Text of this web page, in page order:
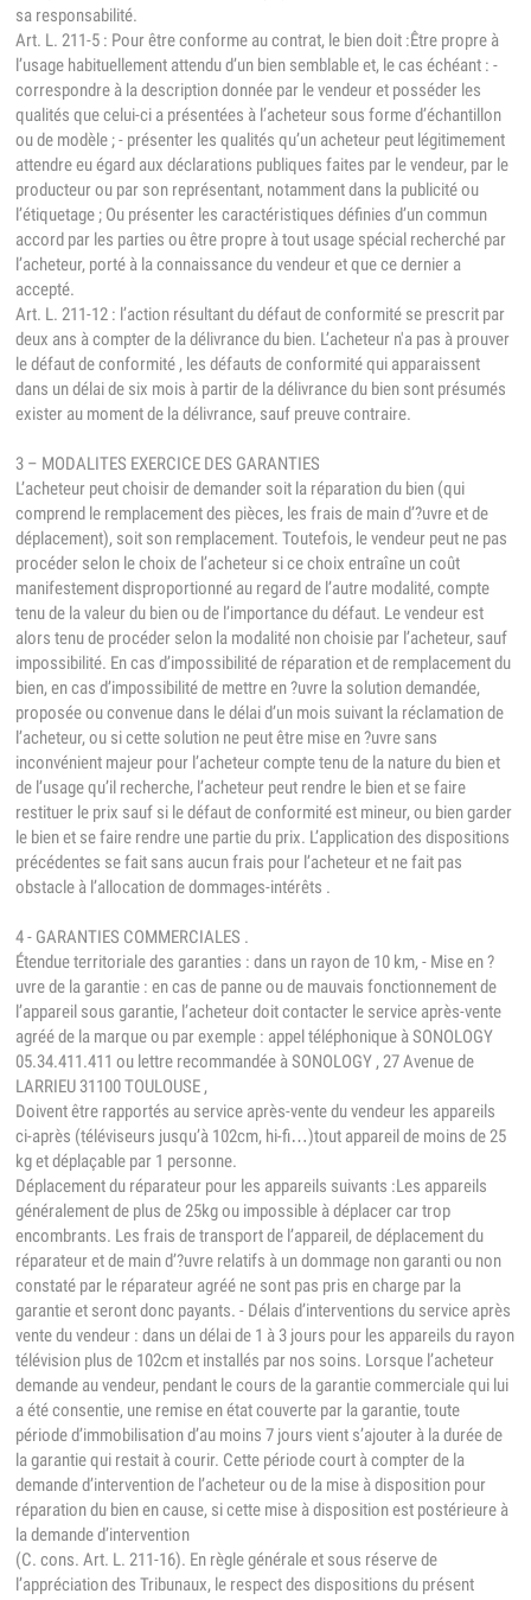
sa responsabilité.
Art. L. 211-5 : Pour être conforme au contrat, le bien doit :Être propre à
l’usage habituellement attendu d’un bien semblable et, le cas échéant : -
correspondre à la description donnée par le vendeur et posséder les
qualités que celui-ci a présentées à l’acheteur sous forme d’échantillon
ou de modèle ; - présenter les qualités qu’un acheteur peut légitimement
attendre eu égard aux déclarations publiques faites par le vendeur, par le
producteur ou par son représentant, notamment dans la publicité ou
l’étiquetage ; Ou présenter les caractéristiques définies d’un commun
accord par les parties ou être propre à tout usage spécial recherché par
l’acheteur, porté à la connaissance du vendeur et que ce dernier a
accepté.
Art. L. 211-12 : l’action résultant du défaut de conformité se prescrit par
deux ans à compter de la délivrance du bien. L’acheteur n'a pas à prouver
le défaut de conformité , les défauts de conformité qui apparaissent
dans un délai de six mois à partir de la délivrance du bien sont présumés
exister au moment de la délivrance, sauf preuve contraire.
3 – MODALITES EXERCICE DES GARANTIES
L’acheteur peut choisir de demander soit la réparation du bien (qui
comprend le remplacement des pièces, les frais de main d’?uvre et de
déplacement), soit son remplacement. Toutefois, le vendeur peut ne pas
procéder selon le choix de l’acheteur si ce choix entraîne un coût
manifestement disproportionné au regard de l’autre modalité, compte
tenu de la valeur du bien ou de l’importance du défaut. Le vendeur est
alors tenu de procéder selon la modalité non choisie par l’acheteur, sauf
impossibilité. En cas d’impossibilité de réparation et de remplacement du
bien, en cas d’impossibilité de mettre en ?uvre la solution demandée,
proposée ou convenue dans le délai d’un mois suivant la réclamation de
l’acheteur, ou si cette solution ne peut être mise en ?uvre sans
inconvénient majeur pour l’acheteur compte tenu de la nature du bien et
de l’usage qu’il recherche, l’acheteur peut rendre le bien et se faire
restituer le prix sauf si le défaut de conformité est mineur, ou bien garder
le bien et se faire rendre une partie du prix. L’application des dispositions
précédentes se fait sans aucun frais pour l’acheteur et ne fait pas
obstacle à l’allocation de dommages-intérêts .
4 - GARANTIES COMMERCIALES .
Étendue territoriale des garanties : dans un rayon de 10 km, - Mise en ?
uvre de la garantie : en cas de panne ou de mauvais fonctionnement de
l’appareil sous garantie, l’acheteur doit contacter le service après-vente
agréé de la marque ou par exemple : appel téléphonique à SONOLOGY
05.34.411.411 ou lettre recommandée à SONOLOGY , 27 Avenue de
LARRIEU 31100 TOULOUSE ,
Doivent être rapportés au service après-vente du vendeur les appareils
ci-après (téléviseurs jusqu’à 102cm, hi-fi…)tout appareil de moins de 25
kg et déplaçable par 1 personne.
Déplacement du réparateur pour les appareils suivants :Les appareils
généralement de plus de 25kg ou impossible à déplacer car trop
encombrants. Les frais de transport de l’appareil, de déplacement du
réparateur et de main d’?uvre relatifs à un dommage non garanti ou non
constaté par le réparateur agréé ne sont pas pris en charge par la
garantie et seront donc payants. - Délais d’interventions du service après
vente du vendeur : dans un délai de 1 à 3 jours pour les appareils du rayon
télévision plus de 102cm et installés par nos soins. Lorsque l’acheteur
demande au vendeur, pendant le cours de la garantie commerciale qui lui
a été consentie, une remise en état couverte par la garantie, toute
période d’immobilisation d’au moins 7 jours vient s’ajouter à la durée de
la garantie qui restait à courir. Cette période court à compter de la
demande d’intervention de l’acheteur ou de la mise à disposition pour
réparation du bien en cause, si cette mise à disposition est postérieure à
la demande d’intervention
(C. cons. Art. L. 211-16). En règle générale et sous réserve de
l’appréciation des Tribunaux, le respect des dispositions du présent